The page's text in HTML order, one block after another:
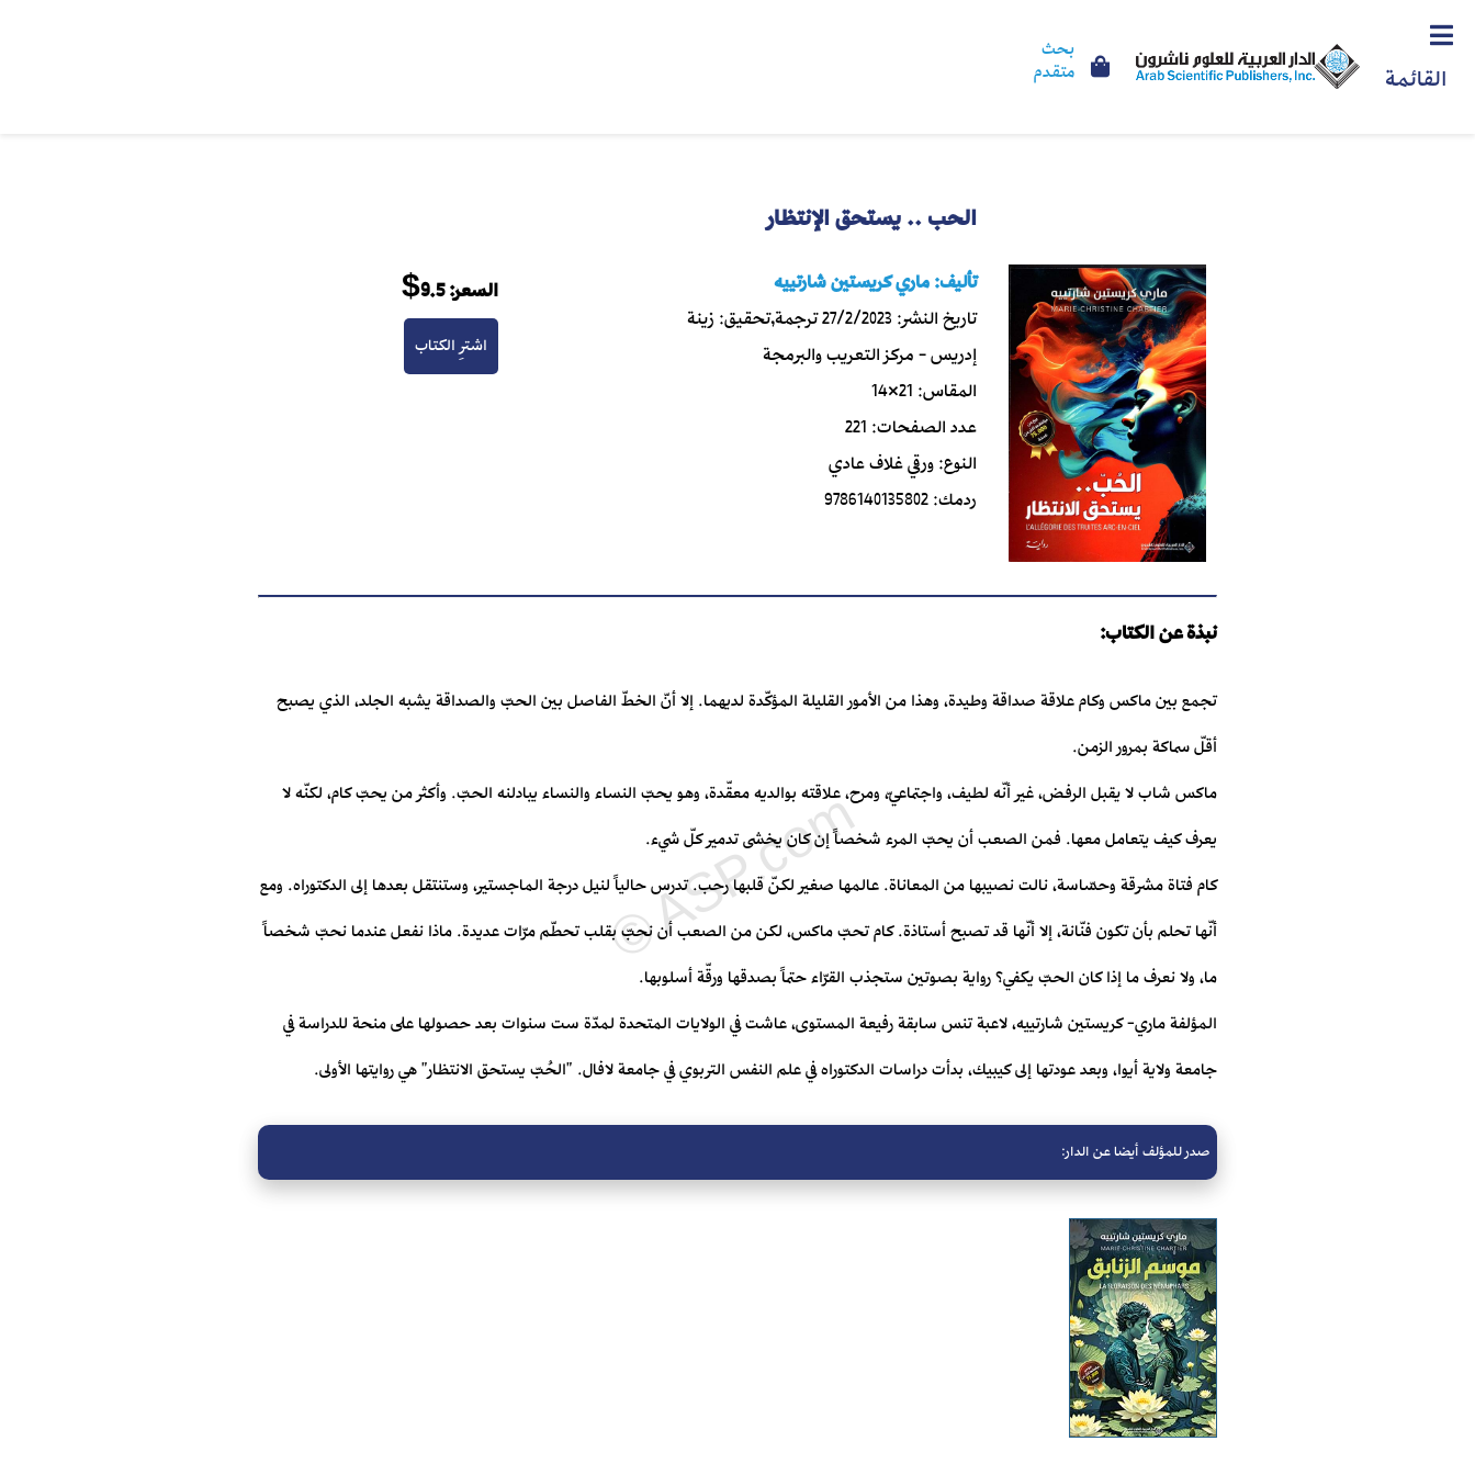
القائمة
بحث
متقدم
الحب .. يستحق الإنتظار
تأليف:ماري كريستين شارتييه
تاريخ النشر:27/2/2023ترجمة,تحقيق:زينة
إدريس - مركز التعريب والبرمجة
المقاس:21×14
عدد الصفحات:221
النوع:ورقي غلاف عادي
ردمك:9786140135802
السعر:9.5$
اشترِ الكتاب
نبذة عن الكتاب:
تجمع بين ماكس وكام علاقة صداقة وطيدة، وهذا من الأمور القليلة المؤكّدة لديهما. إلا أنّ الخطّ الفاصل بين الحبّ والصداقة يشبه الجلد، الذي يصبح
أقلّ سماكة بمرور الزمن.
ماكس شاب لا يقبل الرفض، غير أنّه لطيف، واجتماعيّ، ومرح، علاقته بوالديه معقّدة، وهو يحبّ النساء والنساء يبادلنه الحبّ. وأكثر من يحبّ كام، لكنّه لا
يعرف كيف يتعامل معها. فمن الصعب أن يحبّ المرء شخصاً إن كان يخشى تدمير كلّ شيء.
كام فتاة مشرقة وحسّاسة، نالت نصيبها من المعاناة. عالمها صغير لكنّ قلبها رحب. تدرس حالياً لنيل درجة الماجستير، وستنتقل بعدها إلى الدكتوراه. ومع
أنّها تحلم بأن تكون فنّانة، إلا أنّها قد تصبح أستاذة. كام تحبّ ماكس، لكن من الصعب أن نحبّ بقلب تحطّم مرّات عديدة. ماذا نفعل عندما نحبّ شخصاً
ما، ولا نعرف ما إذا كان الحبّ يكفي؟ رواية بصوتين ستجذب القرّاء حتماً بصدقها ورقّة أسلوبها.
المؤلفة ماري- كريستين شارتييه، لاعبة تنس سابقة رفيعة المستوى، عاشت في الولايات المتحدة لمدّة ست سنوات بعد حصولها على منحة للدراسة في
جامعة ولاية أيوا، وبعد عودتها إلى كيبيك، بدأت دراسات الدكتوراه في علم النفس التربوي في جامعة لافال. "الحُبّ يستحق الانتظار" هي روايتها الأولى.
صدر للمؤلف أيضا عن الدار: